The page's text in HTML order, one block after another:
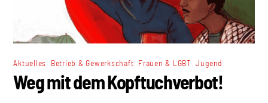
Aktuelles Betrieb & Gewerkschaft Frauen & LGBT ,Jugend
Weg mit dem Kopftuchverbot!